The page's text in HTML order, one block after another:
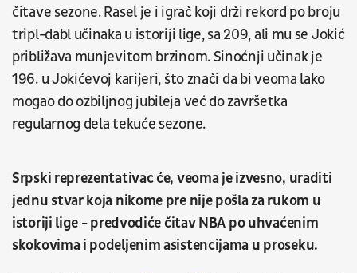
čitave sezone. Rasel je i igrač koji drži rekord po broju
tripl-dabl učinaka u istoriji lige, sa 209, ali mu se Jokić
približava munjevitom brzinom. Sinoćnji učinak je
196. u Jokićevoj karijeri, što znači da bi veoma lako
mogao do ozbiljnog jubileja već do završetka
regularnog dela tekuće sezone.
Srpski reprezentativac će, veoma je izvesno, uraditi
jednu stvar koja nikome pre nije pošla za rukom u
istoriji lige - predvodiće čitav NBA po uhvaćenim
skokovima i podeljenim asistencijama u proseku.